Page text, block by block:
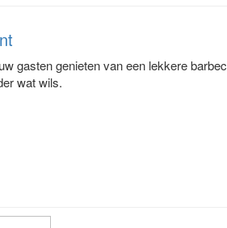
gasten genieten van een lekkere
wat wils.